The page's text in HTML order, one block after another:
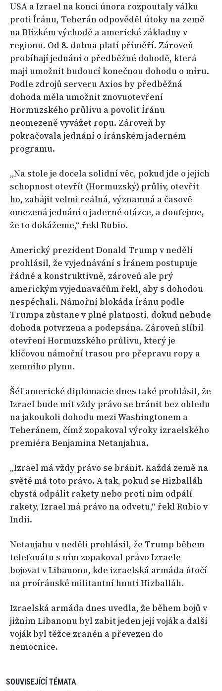
USA a Izrael na konci února rozpoutaly válku
proti Íránu, Teherán odpověděl útoky na země
na Blízkém východě a americké základny v
regionu. Od 8. dubna platí příměří. Zároveň
probíhají jednání o předběžné dohodě, která
mají umožnit budoucí konečnou dohodu o míru.
Podle zdrojů serveru Axios by předběžná
dohoda měla umožnit znovuotevření
Hormuzského průlivu a povolit Íránu
neomezeně vyvážet ropu. Zároveň by
pokračovala jednání o íránském jaderném
programu.
„Na stole je docela solidní věc, pokud jde o jejich
schopnost otevřít (Hormuzský) průliv, otevřít
ho, zahájit velmi reálná, významná a časově
omezená jednání o jaderné otázce, a doufejme,
že to dokážeme,“ řekl Rubio.
Americký prezident Donald Trump v neděli
prohlásil, že vyjednávání s Íránem postupuje
řádně a konstruktivně, zároveň ale prý
americkým vyjednavačům řekl, aby s dohodou
nespěchali. Námořní blokáda Íránu podle
Trumpa zůstane v plné platnosti, dokud nebude
dohoda potvrzena a podepsána. Zároveň slíbil
otevření Hormuzského průlivu, který je
klíčovou námořní trasou pro přepravu ropy a
zemního plynu.
Šéf americké diplomacie dnes také prohlásil, že
Izrael bude mít vždy právo se bránit bez ohledu
na jakoukoli dohodu mezi Washingtonem a
Teheránem, čímž zopakoval výroky izraelského
premiéra Benjamina Netanjahua.
„Izrael má vždy právo se bránit. Každá země na
světě má toto právo. A tak, pokud se Hizballáh
chystá odpálit rakety nebo proti nim odpálí
rakety, Izrael má právo na odvetu,“ řekl Rubio v
Indii.
Netanjahu v neděli prohlásil, že Trump během
telefonátu s ním zopakoval právo Izraele
bojovat v Libanonu, kde izraelská armáda útočí
na proíránské militantní hnutí Hizballáh.
Izraelská armáda dnes uvedla, že během bojů v
jižním Libanonu byl zabit jeden její voják a další
voják byl těžce zraněn a převezen do
nemocnice.
SOUVISEJÍCÍ TÉMATA